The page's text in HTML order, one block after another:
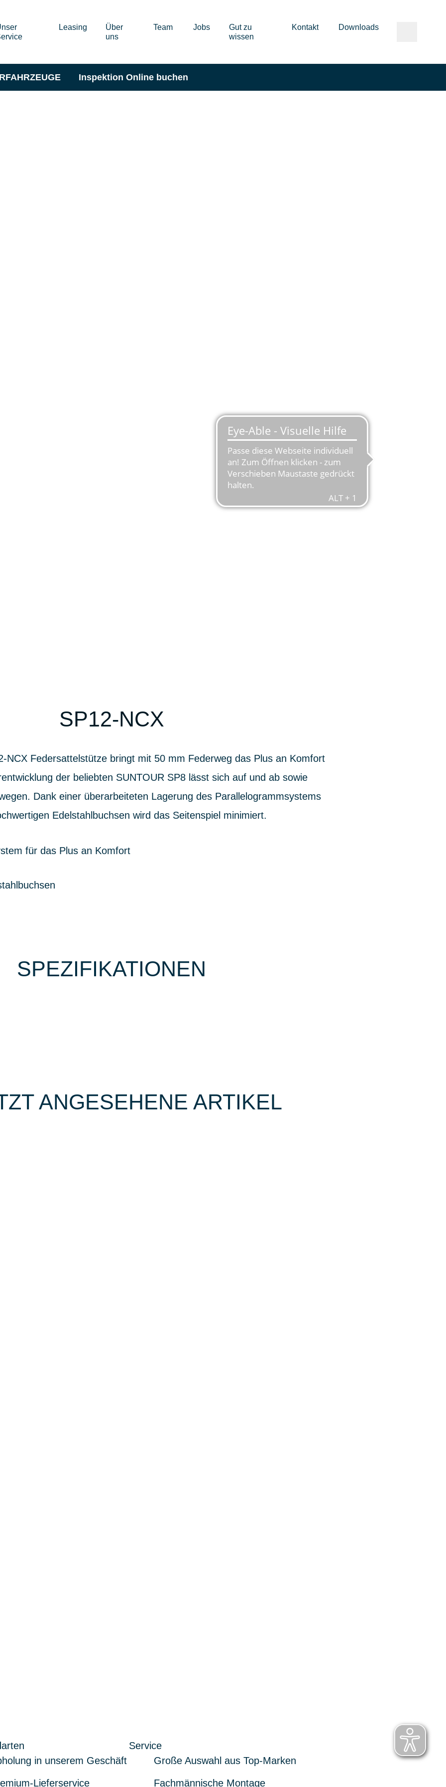
Leasing
Über
uns
Team Jobs
Gut zu
wissen
Kontakt Downloads
Inspektion Online buchen
SP12-NCX
NCX Federsattelstütze bringt mit 50 mm Federweg das Plus an Komfort
der beliebten SUNTOUR SP8 lässt sich auf und ab sowie
Dank einer überarbeiteten Lagerung des Parallelogrammsystems
Edelstahlbuchsen wird das Seitenspiel minimiert.
für das Plus an Komfort
SPEZIFIKATIONEN
ANGESEHENE ARTIKEL
in unserem Geschäft
Lieferservice
Service
Große Auswahl aus Top-Marken
Fachmännische Montage